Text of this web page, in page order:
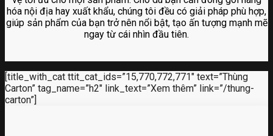
hóa nội địa hay xuất khẩu, chúng tôi đều có giải pháp phù hợp,
giúp sản phẩm của bạn trở nên nổi bật, tạo ấn tượng mạnh mẽ
ngay từ cái nhìn đầu tiên.
[title_with_cat ttit_cat_ids=”15,770,772,771″ text=”Thùng
Carton” tag_name=”h2″ link_text=”Xem thêm” link=”/thung-
carton”]